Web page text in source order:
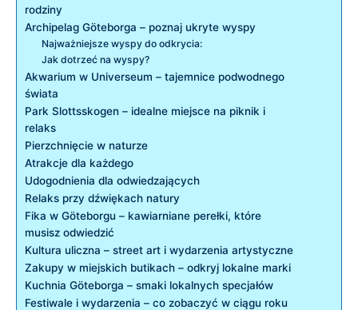
rodziny
Archipelag Göteborga – poznaj ukryte wyspy
Najważniejsze wyspy do odkrycia:
Jak dotrzeć na wyspy?
Akwarium w Universeum – tajemnice podwodnego
świata
Park Slottsskogen – idealne miejsce na piknik i
relaks
Pierzchnięcie w naturze
Atrakcje dla każdego
Udogodnienia dla odwiedzających
Relaks przy dźwiękach natury
Fika w Göteborgu – kawiarniane perełki, które
musisz odwiedzić
Kultura uliczna – street art i wydarzenia artystyczne
Zakupy w miejskich butikach – odkryj lokalne marki
Kuchnia Göteborga – smaki lokalnych specjałów
Festiwale i wydarzenia – co zobaczyć w ciągu roku